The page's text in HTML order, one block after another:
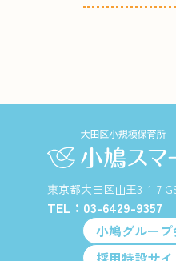
東京都大田区山王3-1-7
TEL：03-6429-9357
小鳩グルー